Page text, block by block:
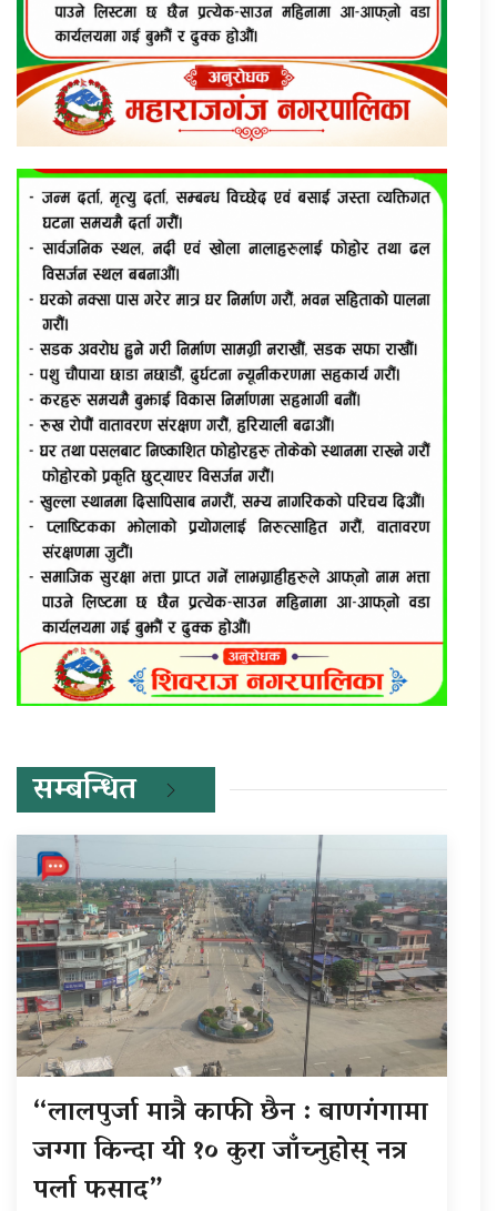
सम्बन्धित
“लालपुर्जा मात्रै काफी छैन : बाणगंगामा
जग्गा किन्दा यी १० कुरा जाँच्नुहोस् नत्र
पर्ला फसाद”